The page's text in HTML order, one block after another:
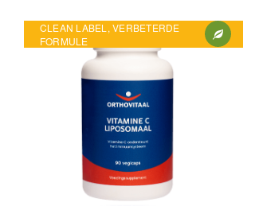
CLEAN LABEL, VERBETERDE
FORMULE